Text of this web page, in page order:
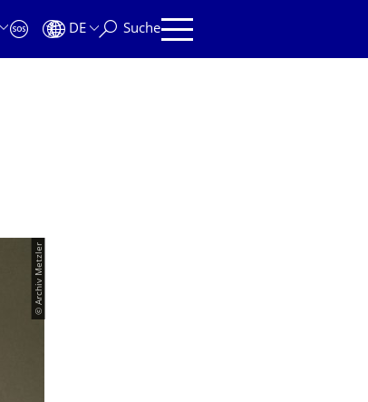
DE Suche
© Archiv Metzler